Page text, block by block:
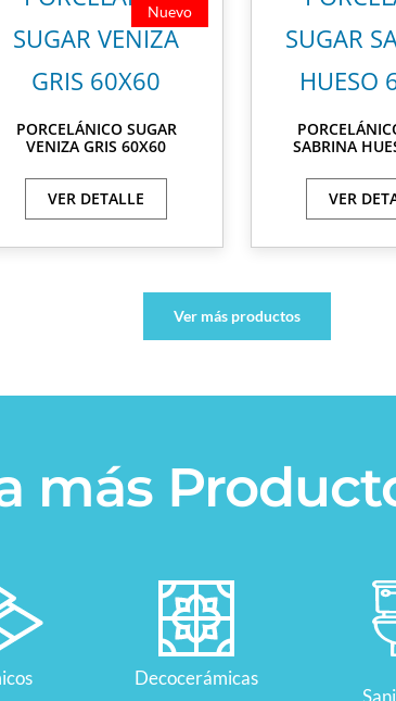
Nuevo
PORCELÁNICO SUGAR
VENIZA GRIS 60X60
VER DETALLE
SABRINA
VER
Ver más productos
más
Decocerámicas